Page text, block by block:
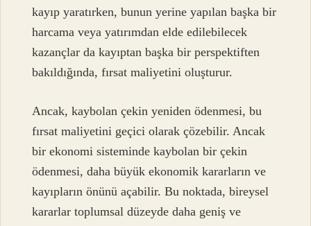
kayıp yaratırken, bunun yerine yapılan başka bir
harcama veya yatırımdan elde edilebilecek
kazançlar da kayıptan başka bir perspektiften
bakıldığında, fırsat maliyetini oluşturur.
Ancak, kaybolan çekin yeniden ödenmesi, bu
fırsat maliyetini geçici olarak çözebilir. Ancak
bir ekonomi sisteminde kaybolan bir çekin
ödenmesi, daha büyük ekonomik kararların ve
kayıpların önünü açabilir. Bu noktada, bireysel
kararlar toplumsal düzeyde daha geniş ve